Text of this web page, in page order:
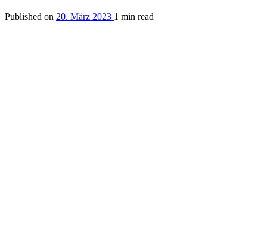
Published on 20. März 2023 1 min read